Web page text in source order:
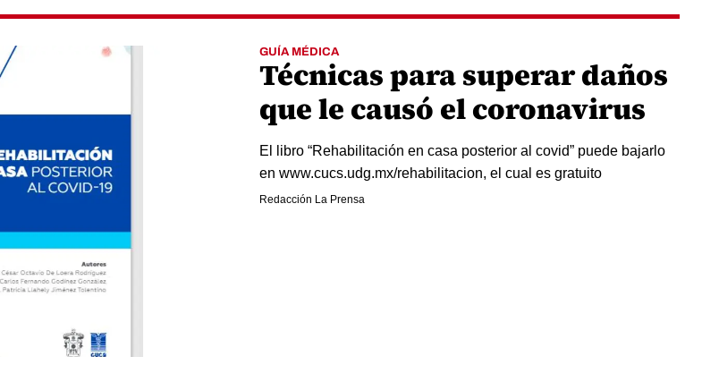
GUÍA MÉDICA
Técnicas para superar daños
que le causó el coronavirus
El libro “Rehabilitación en casa posterior al covid” puede bajarlo
en www.cucs.udg.mx/rehabilitacion, el cual es gratuito
Redacción La Prensa